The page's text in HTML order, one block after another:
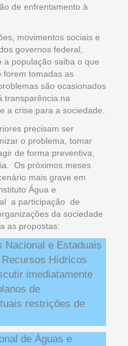
de enfrentamento à
movimentos sociais e
governos federal,
a população saiba o que
forem tomadas as
são ocasionados
transparência na
a crise para a sociedade.
precisam ser
o problema, tomar
de forma preventiva,
Os próximos meses
mais grave em
Água e
a participação de
da sociedade
as propostas:
Nacional e Estaduais
Hídricos
imediatamente
de
restrições de
de Águas e